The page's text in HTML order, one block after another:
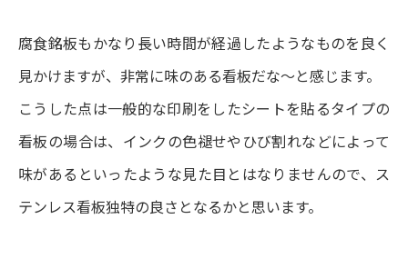
腐食銘板もかなり長い時間が経過したようなものを良く
見かけますが、非常に味のある看板だな〜と感じます。
こうした点は一般的な印刷をしたシートを貼るタイプの
看板の場合は、インクの色褪せやひび割れなどによって
味があるといったような見た目とはなりませんので、ス
テンレス看板独特の良さとなるかと思います。